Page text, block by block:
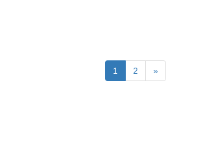
1 2 »